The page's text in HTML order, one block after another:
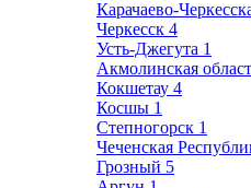
Карачаево-
Черкесск 4
Усть-Джегута 1
Акмолинская
Кокшетау 4
Косшы 1
Степногорск 1
Чеченская
Грозный 5